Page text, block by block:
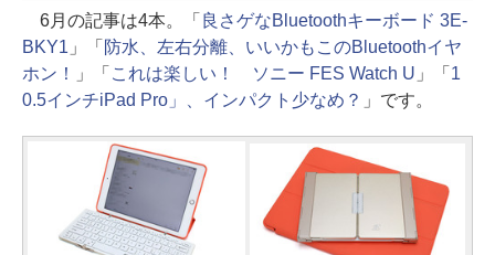
6月の記事は4本。「 良さゲなBluetoothキーボード 3E-
BKY1 」「 防水、左右分離、いいかもこのBluetoothイヤ
ホン！
」「 これは楽しい！ ソニー FES Watch U 」「 1
0.5インチiPad Pro」、インパクト少なめ？ 」です。